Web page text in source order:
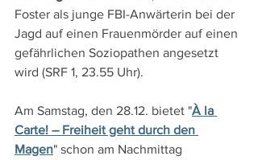
Foster als junge FBI-Anwärterin bei der
Jagd auf einen Frauenmörder auf einen
gefährlichen Soziopathen angesetzt
wird (SRF 1, 23.55 Uhr).
Am Samstag, den 28.12. bietet "À la
Carte! – Freiheit geht durch den
Magen" schon am Nachmittag